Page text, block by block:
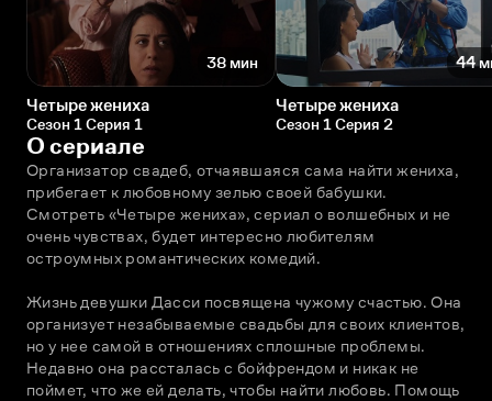
38 мин
Четыре жениха
Сезон 1 Серия 1
44
Четыре жениха
Сезон 1 Серия 2
О сериале
Организатор свадеб, отчаявшаяся сама найти жениха,
прибегает к любовному зелью своей бабушки.
Смотреть «Четыре жениха», сериал о волшебных и не
очень чувствах, будет интересно любителям
остроумных романтических комедий.
Жизнь девушки Дасси посвящена чужому счастью. Она
организует незабываемые свадьбы для своих клиентов,
но у нее самой в отношениях сплошные проблемы.
Недавно она рассталась с бойфрендом и никак не
поймет, что же ей делать, чтобы найти любовь. Помощь